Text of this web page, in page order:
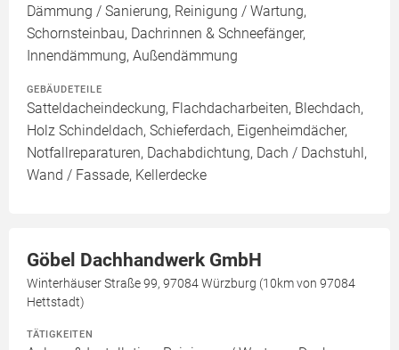
Dämmung / Sanierung, Reinigung / Wartung,
Schornsteinbau, Dachrinnen & Schneefänger,
Innendämmung, Außendämmung
GEBÄUDETEILE
Satteldacheindeckung, Flachdacharbeiten, Blechdach,
Holz Schindeldach, Schieferdach, Eigenheimdächer,
Notfallreparaturen, Dachabdichtung, Dach / Dachstuhl,
Wand / Fassade, Kellerdecke
Göbel Dachhandwerk GmbH
Winterhäuser Straße 99, 97084 Würzburg (10km von 97084
Hettstadt)
TÄTIGKEITEN